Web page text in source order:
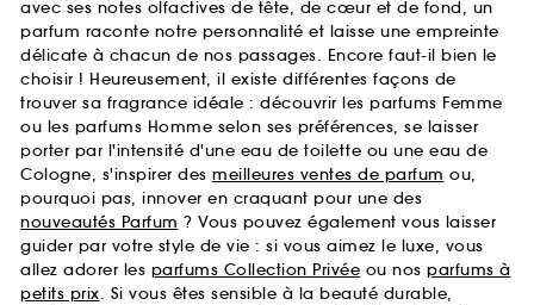
avec ses notes olfactives de tête, de cœur et de fond, un
parfum raconte notre personnalité et laisse une empreinte
délicate à chacun de nos passages. Encore faut-il bien le
choisir ! Heureusement, il existe différentes façons de
trouver sa fragrance idéale : découvrir les parfums Femme
ou les parfums Homme selon ses préférences, se laisser
porter par l'intensité d'une eau de toilette ou une eau de
Cologne, s'inspirer des meilleures ventes de parfum ou,
pourquoi pas, innover en craquant pour une des
nouveautés Parfum ? Vous pouvez également vous laisser
guider par votre style de vie : si vous aimez le luxe, vous
allez adorer les parfums Collection Privée ou nos parfums à
petits prix. Si vous êtes sensible à la beauté durable,